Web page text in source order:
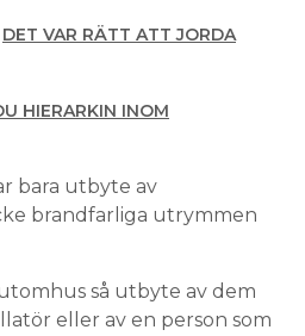
DET VAR RÄTT ATT JORDA
HIERARKIN INOM
bara utbyte av
brandfarliga utrymmen
så utbyte av dem
eller av en person som